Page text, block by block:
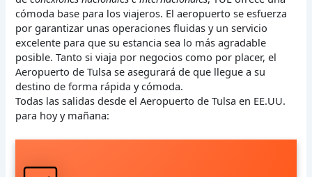
cómoda base para los viajeros. El aeropuerto se esfuerza
por garantizar unas operaciones fluidas y un servicio
excelente para que su estancia sea lo más agradable
posible. Tanto si viaja por negocios como por placer, el
Aeropuerto de Tulsa se asegurará de que llegue a su
destino de forma rápida y cómoda.
Todas las salidas desde el Aeropuerto de Tulsa en EE.UU.
para hoy y mañana: